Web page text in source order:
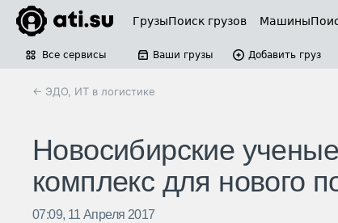
ГрузыПоиск грузов Машины
Все сервисы Ваши грузы Добавить груз
← ЭДО, ИТ в логистике
Новосибирские
комплекс для нового
07:09, 11 Апреля 2017